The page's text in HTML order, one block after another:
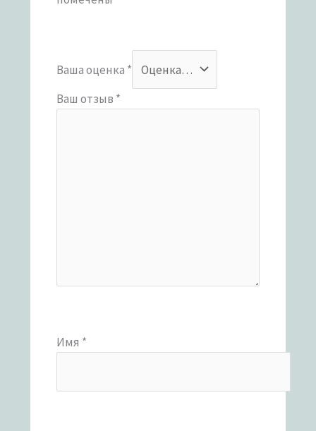
Ваша оценка *
Ваш отзыв *
Имя *